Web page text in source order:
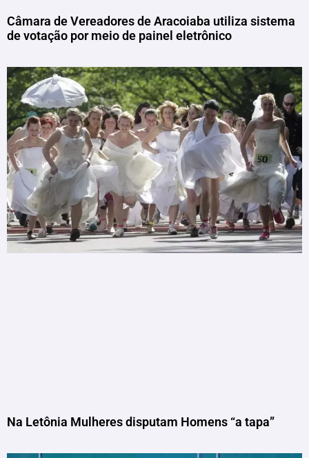
Câmara de Vereadores de Aracoiaba utiliza sistema
de votação por meio de painel eletrônico
Na Letônia Mulheres disputam Homens “a tapa”